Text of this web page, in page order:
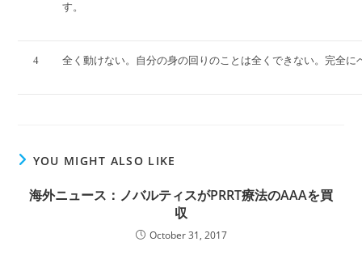
す。
4 全く動けない。自分の身の回りのことは全くできない。完全に
YOU MIGHT ALSO LIKE
海外ニュース：ノバルティスがPRRT療法のAAAを買
収
October 31, 2017